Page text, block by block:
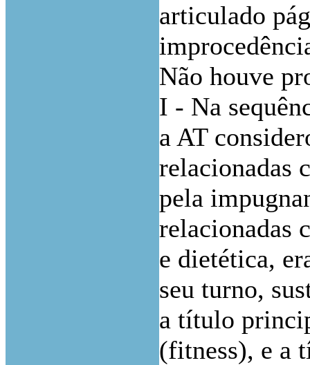
articulado
Não houve
I - Na
a AT
relacionadas
pela
relacionadas
e dietética,
seu turno,
a título
(fitness), e a